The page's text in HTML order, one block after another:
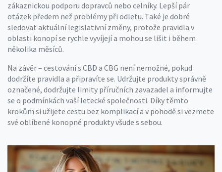
zákaznickou podporu dopravců nebo celníky. Lepší pár
otázek předem než problémy při odletu. Také je dobré
sledovat aktuální legislativní změny, protože pravidla v
oblasti konopí se rychle vyvíjejí a mohou se lišit i během
několika měsíců.
Na závěr – cestování s CBD a CBG není nemožné, pokud
dodržíte pravidla a připravíte se. Udržujte produkty správně
označené, dodržujte limity příručních zavazadel a informujte
se o podmínkách vaší letecké společnosti. Díky těmto
krokům si užijete cestu bez komplikací a v pohodě si vezmete
své oblíbené konopné produkty všude s sebou.